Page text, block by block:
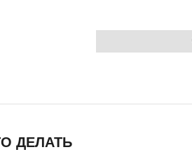
ПОИСКА
ДЕЛАТЬ